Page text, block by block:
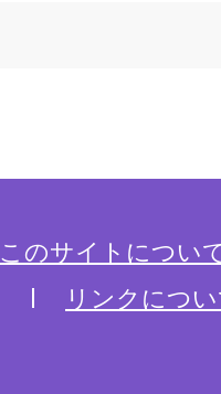
このサイトについ
リンクについ